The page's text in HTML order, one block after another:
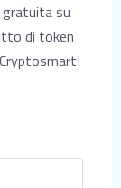
gratuita su
di token